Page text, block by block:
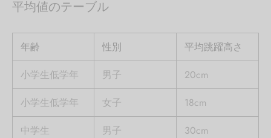
平均値のテーブル
年齢 性別
平均跳躍高さ
小学生低学年
男子
20cm
小学生低学年
女子
18cm
中学生
男子
30cm